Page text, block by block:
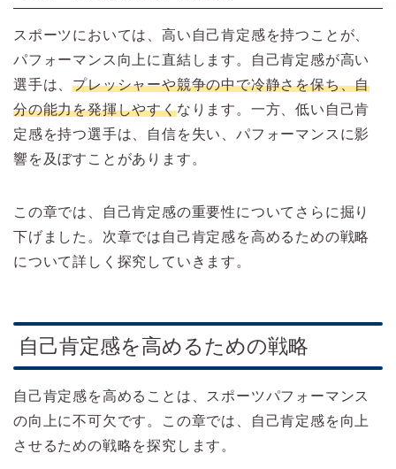
スポーツにおいては、高い自己肯定感を持つことが、
パフォーマンス向上に直結します。自己肯定感が高い
選手は、プレッシャーや競争の中で冷静さを保ち、自
分の能力を発揮しやすくなります。一方、低い自己肯
定感を持つ選手は、自信を失い、パフォーマンスに影
響を及ぼすことがあります。
この章では、自己肯定感の重要性についてさらに掘り
下げました。次章では自己肯定感を高めるための戦略
について詳しく探究していきます。
自己肯定感を高めるための戦略
自己肯定感を高めることは、スポーツパフォーマンス
の向上に不可欠です。この章では、自己肯定感を向上
させるための戦略を探究します。